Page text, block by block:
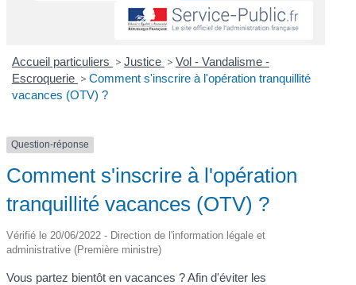
Accueil particuliers > Justice > Vol - Vandalisme -
Escroquerie > Comment s'inscrire à l'opération tranquillité
vacances (OTV) ?
Question-réponse
Comment s'inscrire à l'opération
tranquillité vacances (OTV) ?
Vérifié le 20/06/2022 - Direction de l'information légale et
administrative (Première ministre)
Vous partez bientôt en vacances ? Afin d'éviter les